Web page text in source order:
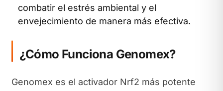
combatir el estrés ambiental y el
envejecimiento de manera más efectiva.
¿Cómo Funciona Genomex?
Genomex es el activador Nrf2 más potente